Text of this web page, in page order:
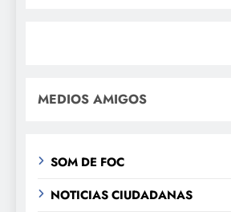
MEDIOS AMIGOS
SOM DE FOC
NOTICIAS CIUDADANAS